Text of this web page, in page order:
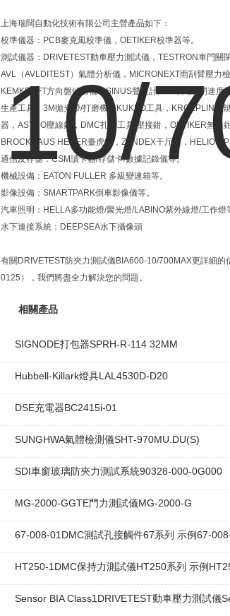
上海瑞闊自動化技術有限公司主營產品如下：
校準儀器：PCB麥克風校準儀，OETIKER校準器等。
測試儀器：DRIVETEST動車壓力測試儀，TESTRON車門關
AVL（AVLDITEST）氣體分析儀，MICRONEXT雨刮臂壓力
KEMKRAFT方向盤傾角儀，SINUS聲級計,LMI車門關閉速度
生產工具：3M拋光帶/打磨機，KUKKO工具，KROEPLIN卡
器，ASTRO壓線鉗，DMC扎帶工具/壓接鉗，OETIKER無線
BROCKHAUS HEUER臺虎鉗，ZENDEX千斤頂，HELIOS-
通信及存儲：CSM讀卡器/存儲卡/數據記錄儀等。
機械設備：EATON FULLER 多級變速箱等。
影像設備：SMARTPARK倒車影像儀等。
汽車照明：HELLA多功能燈/聚光燈/LABINO紫外線燈/工作燈
水下連接系統：DEEPSEA水下攝像頭
有關DRIVETEST防夾力測試儀BIA600-10/700MAX更詳細
0125），我們將盡全力解決您的問題。
相關產品
SIGNODE打包器SPRH-R-114 32MM
Hubbell-Killark燈具LAL4530D-D20
DSE充電器BC2415i-01
SUNGHWA氣體檢測儀SHT-970MU.DU(S)
SDI車窗玻璃防夾力測試系統90328-000-0G000
MG-2000-GGTE門力測試儀MG-2000-G
67-008-01DMC測試孔接觸件67系列 示例67-
HT250-1DMC保持力測試儀HT250系列 示例
Sensor BIA Class1DRIVETEST動車壓力測試儀